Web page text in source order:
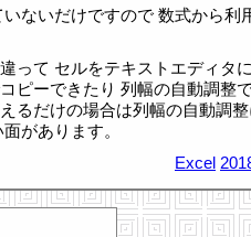
ないだけですので 数式から利
って セルをテキストエディタ
ピーできたり 列幅の自動調整
るだけの場合は列幅の自動調
があります。
Excel